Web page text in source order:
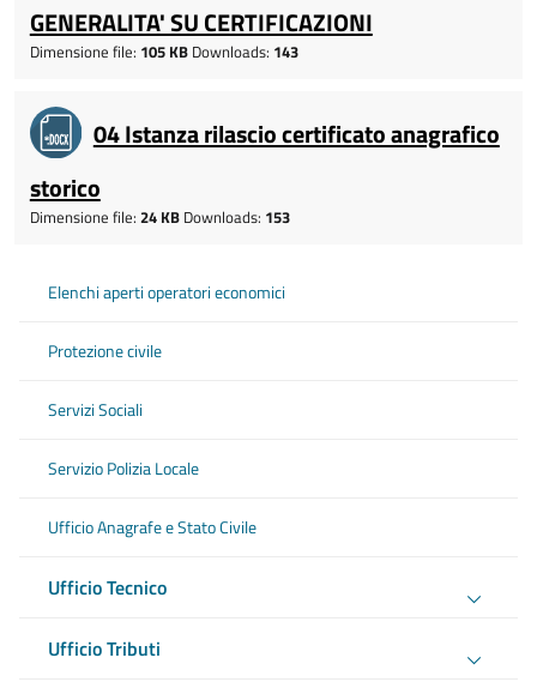
GENERALITA' SU CERTIFICAZIONI
Dimensione file: 105 KB Downloads: 143
04 Istanza rilascio certificato anagrafico
storico
Dimensione file: 24 KB Downloads: 153
Elenchi aperti operatori economici
Protezione civile
Servizi Sociali
Servizio Polizia Locale
Ufficio Anagrafe e Stato Civile
Ufficio Tecnico
Ufficio Tributi